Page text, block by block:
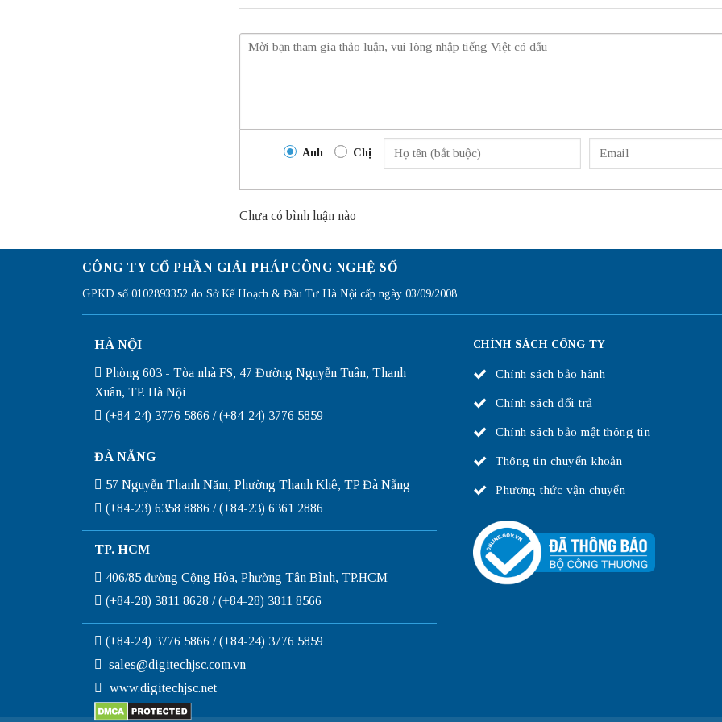
Anh Chị
Chưa có bình luận nào
CÔNG TY CỔ PHẦN GIẢI PHÁP CÔNG NGHỆ SỐ
GPKD số 0102893352 do Sở Kế Hoạch & Đầu Tư Hà Nội cấp ngày 03/09/2008
HÀ NỘI
Phòng 603 - Tòa nhà FS, 47 Đường Nguyễn Tuân, Thanh
Xuân, TP. Hà Nội
(+84-24) 3776 5866 / (+84-24) 3776 5859
ĐÀ NẴNG
57 Nguyễn Thanh Năm, Phường Thanh Khê, TP Đà Nẵng
(+84-23) 6358 8886 / (+84-23) 6361 2886
TP. HCM
406/85 đường Cộng Hòa, Phường Tân Bình, TP.HCM
(+84-28) 3811 8628 / (+84-28) 3811 8566
(+84-24) 3776 5866 / (+84-24) 3776 5859
sales@digitechjsc.com.vn
www.digitechjsc.net
CHÍNH SÁCH CÔNG TY
Chính sách bảo hành
Chính sách đổi trả
Chính sách bảo mật thông tin
Thông tin chuyển khoản
Phương thức vận chuyển